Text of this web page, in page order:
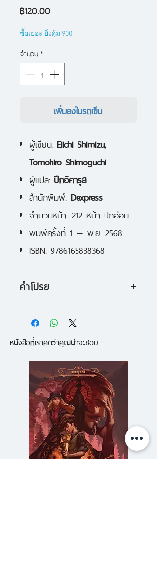
฿120.00ราคา
ซื้อเยอะ ยิ่งคุ้ม 900
จำนวน*
เพิ่มลงในรถเข็น
ผู้เขียน: Eiichi Shimizu,
Tomohiro Shimoguchi
ผู้แปล:ปีกอิคารุส
สำนักพิมพ์: Dexpress
จำนวนหน้า: 212 หน้า ปกอ่อน
พิมพ์ครั้งที่ 1 — พ.ย. 2568
ISBN: 9786165838368
คำโปรย
ต่อสู้ได้พลังใหม่ระหว่างเผชิญหน้า
กับมนุษย์ดาวเทมเพอเรอร์
"ULTRAMAN SUIT C-TYPE" แสง
สว่างที่ตอบสนองต่อจิตใจของชินจิโร่
สามารถขับไล่เซ็ตตอนคอร์ได้สำเร็จ
ทว่า เปลวไฟที่กำลังคุกคามสันติสุข
ของโลกกลับกำลังลุกลามเข้ามา...
หนังสือที่เราคิดว่าคุณน่าจะชอบ